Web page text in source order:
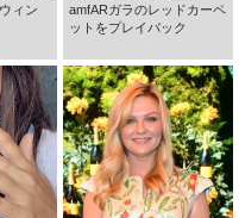
ィン
amfARガラのレッドカーペ
ットをプレイバック